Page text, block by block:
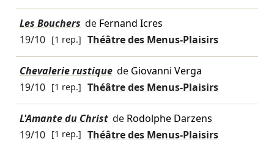
Les Bouchers de Fernand Icres
19/10 [1 rep.] Théâtre des Menus-Plaisirs
Chevalerie rustique de Giovanni Verga
19/10 [1 rep.] Théâtre des Menus-Plaisirs
L'Amante du Christ de Rodolphe Darzens
19/10 [1 rep.] Théâtre des Menus-Plaisirs